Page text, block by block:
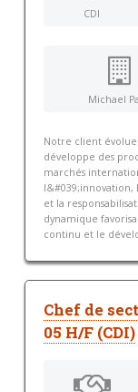
CDI
Michael
Notre client évolue
développe des
marchés
et la
dynamique
continu et le
Chef de
05 H/F (CDI)